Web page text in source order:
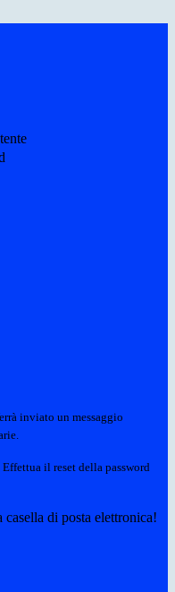
inviato un messaggio
il reset della password
di posta elettronica!